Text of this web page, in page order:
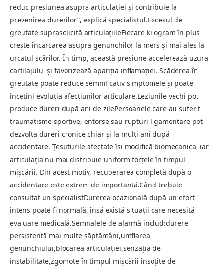
reduc presiunea asupra articulației și contribuie la
prevenirea durerilor”, explică specialistul.Excesul de
greutate suprasolicită articulațiileFiecare kilogram în plus
crește încărcarea asupra genunchilor la mers și mai ales la
urcatul scărilor. În timp, această presiune accelerează uzura
cartilajului și favorizează apariția inflamației. Scăderea în
greutate poate reduce semnificativ simptomele și poate
încetini evoluția afecțiunilor articulare.Leziunile vechi pot
produce dureri după ani de zilePersoanele care au suferit
traumatisme sportive, entorse sau rupturi ligamentare pot
dezvolta dureri cronice chiar și la mulți ani după
accidentare. Țesuturile afectate își modifică biomecanica, iar
articulația nu mai distribuie uniform forțele în timpul
mișcării. Din acest motiv, recuperarea completă după o
accidentare este extrem de importantă.Când trebuie
consultat un specialistDurerea ocazională după un efort
intens poate fi normală, însă există situații care necesită
evaluare medicală.Semnalele de alarmă includ:durere
persistentă mai multe săptămâni,umflarea
genunchiului,blocarea articulației,senzația de
instabilitate,zgomote în timpul mișcării însoțite de